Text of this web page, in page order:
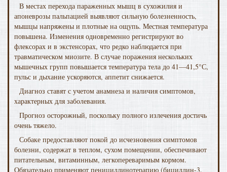
В местах перехода параженных мышц в сухожилия и
апоневрозы пальпацией выявляют сильную болезненность,
мышцы напряжены и плотные на ощупь. Местная темпе­ратура
повышена. Изменения одновременно регистрируют во
флексорах и в экстенсорах, что редко наблюдается при
травматическом миозите. В случае поражения несколь­ких
мышечных групп повышается температура тела до 41—41,5°С,
пульс и дыхание ускоряются, аппетит снижа­ется.
Диагноз ставят с учетом анамнеза и наличия симпто­мов,
характерных для заболевания.
Прогноз осторожный, поскольку полного излечения до­стичь
очень тяжело.
Собаке предоставляют покой до исчезновения симптомов
болезни, содержат в теплом, сухом помещении, обеспечивают
питательным, витаминным, легкопереваримым кормом.
Обязательно применяют пенициллинотерапию (бициллин-3,